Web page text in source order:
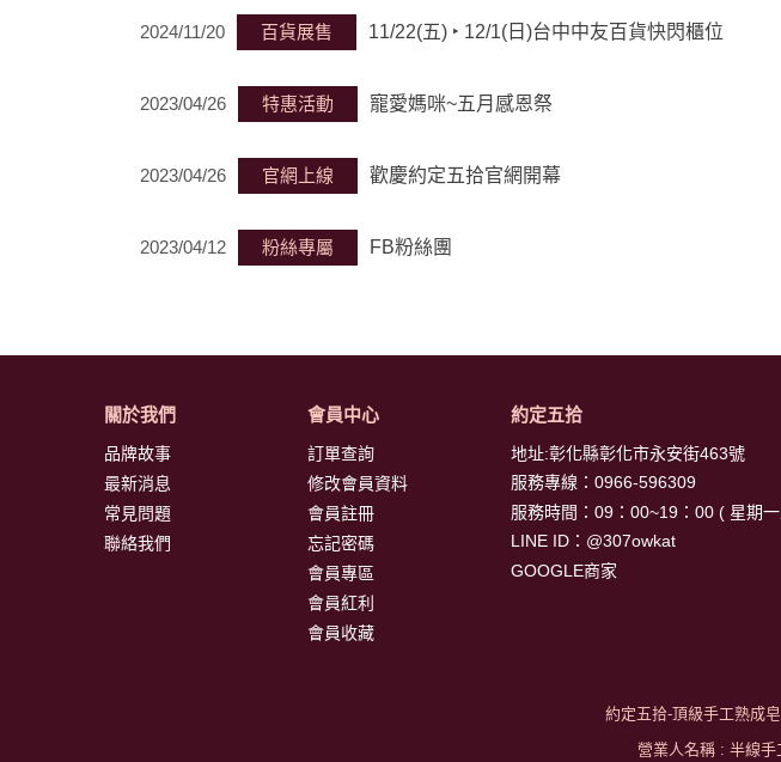
2024/11/20 百貨展售 11/22(五) ‣ 12/1(日)台中中友百貨快閃櫃位
2023/04/26 特惠活動 寵愛媽咪~五月感恩祭
2023/04/26 官網上線 歡慶約定五拾官網開幕
2023/04/12 粉絲專屬 FB粉絲團
關於我們
品牌故事
最新消息
常見問題
聯絡我們
會員中心
訂單查詢
修改會員資料
會員註冊
忘記密碼
會員專區
會員紅利
會員收藏
約定五拾
地址:彰化縣彰化市永安街463號
服務專線： 0966-596309
服務時間：09：00~19：00 ( 星期
LINE ID： @307owkat
GOOGLE商家
約定五拾-頂級手工熟成
營業人名稱 : 半線手